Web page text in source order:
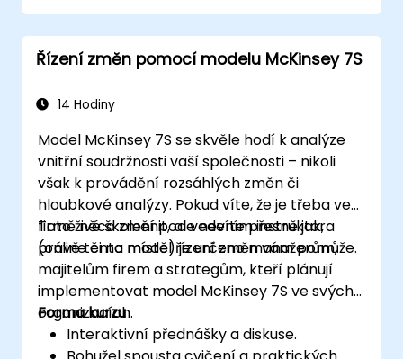
Řízení změn pomocí modelu McKinsey 7S
14 Hodiny
Model McKinsey 7S se skvěle hodí k analýze
vnitřní soudržnosti vaší společnosti – nikoli
však k provádění rozsáhlých změn či
hloubkové analýzy. Pokud víte, že je třeba ve
firmě něco změnit, ale nevíte přesně jak,
právě tento model řízení změn vám pomůže.
Toto živé školení pod vedením instruktora
(online či na místě) je určeno manažerům,
majitelům firem a strategům, kteří plánují
implementovat model McKinsey 7S ve svých
organizacích.
Forma kurzu
Interaktivní přednášky a diskuse.